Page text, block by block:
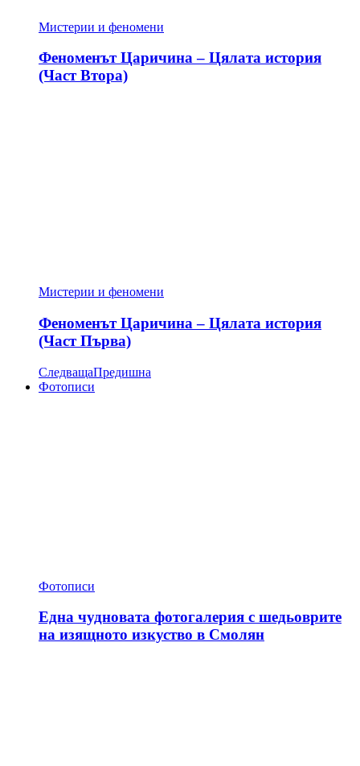
Мистерии и феномени
Феноменът Царичина – Цялата история
(Част Втора)
Мистерии и феномени
Феноменът Царичина – Цялата история
(Част Първа)
СледващаПредишна
Фотописи
Фотописи
Една чудновата фотогалерия с шедьоврите
на изящното изкуство в Смолян